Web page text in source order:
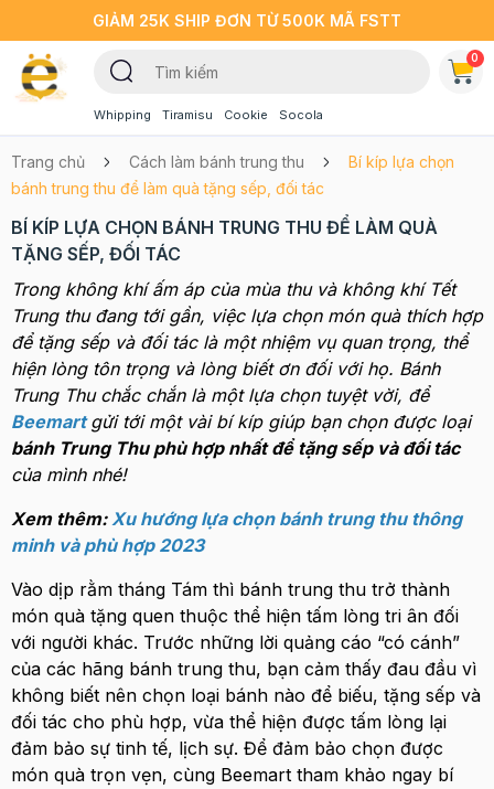
GIẢM 25K SHIP ĐƠN TỪ 500K MÃ FSTT
Whipping Tiramisu Cookie Socola
0
Trang chủ Cách làm bánh trung thu
Bí kíp lựa chọn
bánh trung thu để làm quà tặng sếp, đối tác
BÍ KÍP LỰA CHỌN BÁNH TRUNG THU ĐỂ LÀM QUÀ
TẶNG SẾP, ĐỐI TÁC
Trong không khí ấm áp của mùa thu và không khí Tết
Trung thu đang tới gần, việc lựa chọn món quà thích hợp
để tặng sếp và đối tác là một nhiệm vụ quan trọng, thể
hiện lòng tôn trọng và lòng biết ơn đối với họ. Bánh
Trung Thu chắc chắn là một lựa chọn tuyệt vời, để
Beemartgửi tới một vài bí kíp giúp bạn chọn được loại
bánh Trung Thu phù hợp nhất để tặng sếp và đối tác
của mình nhé!
Xem thêm:Xu hướng lựa chọn bánh trung thu thông
minh và phù hợp 2023
Vào dịp rằm tháng Tám thì bánh trung thu trở thành
món quà tặng quen thuộc thể hiện tấm lòng tri ân đối
với người khác. Trước những lời quảng cáo “có cánh”
của các hãng bánh trung thu, bạn cảm thấy đau đầu vì
không biết nên chọn loại bánh nào để biếu, tặng sếp và
đối tác cho phù hợp, vừa thể hiện được tấm lòng lại
đảm bảo sự tinh tế, lịch sự. Để đảm bảo chọn được
món quà trọn vẹn, cùng Beemart tham khảo ngay bí